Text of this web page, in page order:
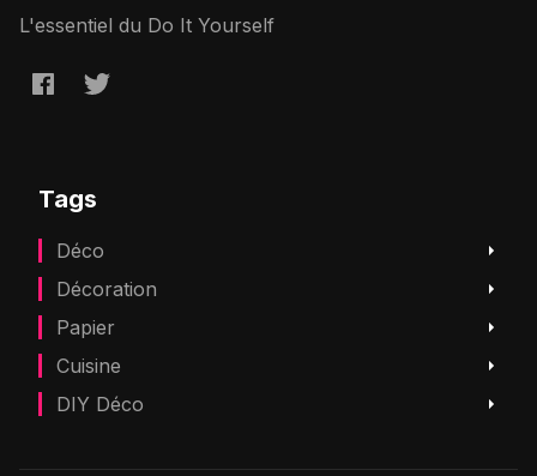
L'essentiel du Do It Yourself
Tags
Déco
Décoration
Papier
Cuisine
DIY Déco